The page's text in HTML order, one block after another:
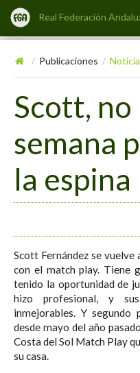
Real Federación
/ Publicaciones /
Scott,
semana
la espina
Scott Fernández se vuelve
con el match play. Tiene
tenido la oportunidad de
hizo profesional, y
inmejorables. Y segundo
desde mayo del año
Costa del Sol Match Play
su casa.